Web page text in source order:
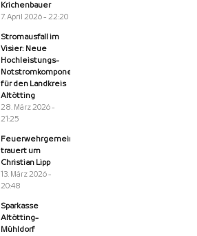
Krichenbauer
7. April 2026 - 22:20
Stromausfall im
Visier: Neue
Hochleistungs-
Notstromkomponente
für den Landkreis
Altötting
28. März 2026 -
21:25
Feuerwehrgemeinde
trauert um
Christian Lipp
13. März 2026 -
20:48
Sparkasse
Altötting-
Mühldorf